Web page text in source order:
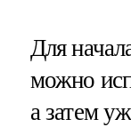
Для
можно
а затем